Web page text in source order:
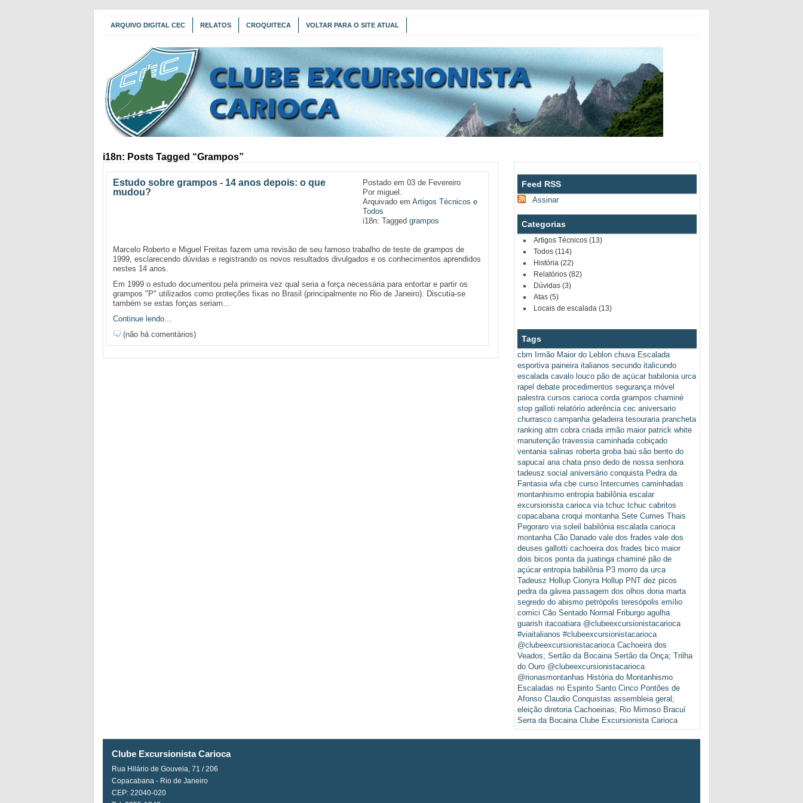
ARQUIVO DIGITAL CEC RELATOS CROQUITECA VOLTAR PARA O SITE ATUAL
i18n: Posts Tagged “Grampos”
Estudo sobre grampos - 14 anos depois: o que
mudou?
Postado em 03 de Fevereiro
Por miguel.
Arquivado em Artigos Técnicos e
Todos
i18n: Tagged grampos
Marcelo Roberto e Miguel Freitas fazem uma revisão de seu famoso trabalho de teste de grampos de
1999, esclarecendo dúvidas e registrando os novos resultados divulgados e os conhecimentos aprendidos
nestes 14 anos.
Em 1999 o estudo documentou pela primeira vez qual seria a força necessária para entortar e partir os
grampos "P" utilizados como proteções fixas no Brasil (principalmente no Rio de Janeiro). Discutia-se
também se estas forças seriam...
Continue lendo...
(não há comentários)
Feed RSS
Assinar
Categorias
Artigos Técnicos (13)
Todos (114)
História (22)
Relatórios (82)
Dúvidas (3)
Atas (5)
Locais de escalada (13)
Tags
cbm Irmão Maior do Leblon chuva Escalada
esportiva paineira italianos secundo italicundo
escalada cavalo louco pão de açúcar babilonia urca
rapel debate procedimentos segurança móvel
palestra cursos carioca corda grampos chaminé
stop galloti relatório aderência cec aniversario
churrasco campanha geladeira tesouraria prancheta
ranking atm cobra criada irmão maior patrick white
manutenção travessia caminhada cobiçado
ventania salinas roberta groba baú são bento do
sapucaí ana chata pnso dedo de nossa senhora
tadeusz social aniversário conquista Pedra da
Fantasia wfa cbe curso Intercumes caminhadas
montanhismo entropia babilônia escalar
excursionista carioca via tchuc tchuc cabritos
copacabana croqui montanha Sete Cumes Thais
Pegoraro via soleil babilônia escalada carioca
montanha Cão Danado vale dos frades vale dos
deuses gallotti cachoeira dos frades bico maior
dois bicos ponta da juatinga chaminé pão de
açúcar entropia babilônia P3 morro da urca
Tadeusz Hollup Cionyra Hollup PNT dez picos
pedra da gávea passagem dos olhos dona marta
segredo do abismo petrópolis teresópolis emílio
comici Cão Sentado Normal Friburgo agulha
guarish itacoatiara @clubeexcursionistacarioca
#viaitalianos #clubeexcursionistacarioca
@clubeexcursionistacarioca Cachoeira dos
Veados; Sertão da Bocaina Sertão da Onça; Trilha
do Ouro @clubeexcursionistacarioca
@rionasmontanhas História do Montanhismo
Escaladas no Espirito Santo Cinco Pontões de
Afonso Claudio Conquistas assembleia geral;
eleição diretoria Cachoeirias; Rio Mimoso Bracuí
Serra da Bocaina Clube Excursionista Carioca
Clube Excursionista Carioca
Rua Hilário de Gouveia, 71 / 206
Copacabana - Rio de Janeiro
CEP: 22040-020